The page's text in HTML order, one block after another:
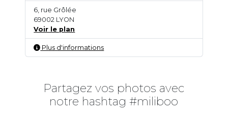
6, rue Grôlée
69002 LYON
Voir le plan
Plus d'informations
Partagez vos photos avec
notre hashtag #miliboo